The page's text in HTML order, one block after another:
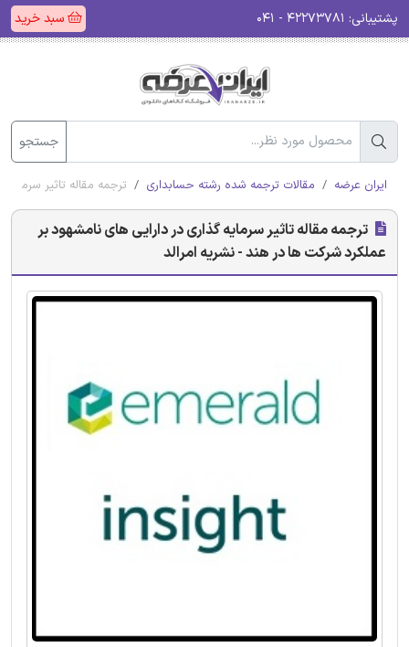
پشتیبانی: سبد خرید
جستجو
ایران عرضه مقالات ترجمه شده رشته حسابداری ترجمه مقاله تاثیر
ترجمه مقاله تاثیر سرمایه گذاری در دارایی های نامشهود بر
عملکرد شرکت ها در هند - نشریه امرالد